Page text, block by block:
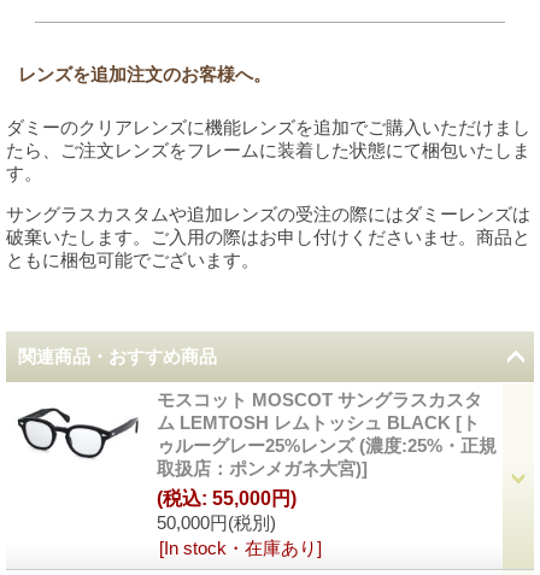
レンズを追加注文のお客様へ。
ダミーのクリアレンズに機能レンズを追加でご購入いただけまし
たら、ご注文レンズをフレームに装着した状態にて梱包いたしま
す。
サングラスカスタムや追加レンズの受注の際にはダミーレンズは
破棄いたします。ご入用の際はお申し付けくださいませ。商品と
ともに梱包可能でございます。
関連商品・おすすめ商品
モスコット MOSCOT サングラスカスタ
ム LEMTOSH レムトッシュ BLACK [ ト
ゥルーグレー25%レンズ (濃度:25%・正規
取扱店：ポンメガネ大宮)]
50,000円(税別)
(税込: 55,000円)
[In stock・在庫あり]